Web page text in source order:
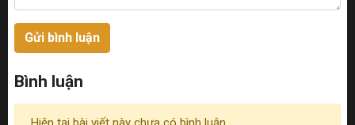
Gửi bình luận
Bình luận